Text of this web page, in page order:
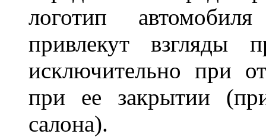
логотип
привлекут взгляды
исключительно при
при ее закрытии
салона).